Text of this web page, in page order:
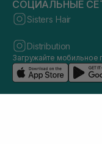
СОЦИАЛЬНЫЕ
Sisters Hair
Distribution
Загружайте мобильное